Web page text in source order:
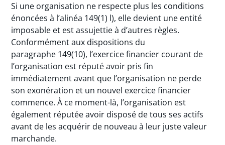
Si une organisation ne respecte plus les conditions
énoncées à l’alinéa 149(1) l), elle devient une entité
imposable et est assujettie à d’autres règles.
Conformément aux dispositions du
paragraphe 149(10), l’exercice financier courant de
l’organisation est réputé avoir pris fin
immédiatement avant que l’organisation ne perde
son exonération et un nouvel exercice financier
commence. À ce moment-là, l’organisation est
également réputée avoir disposé de tous ses actifs
avant de les acquérir de nouveau à leur juste valeur
marchande.